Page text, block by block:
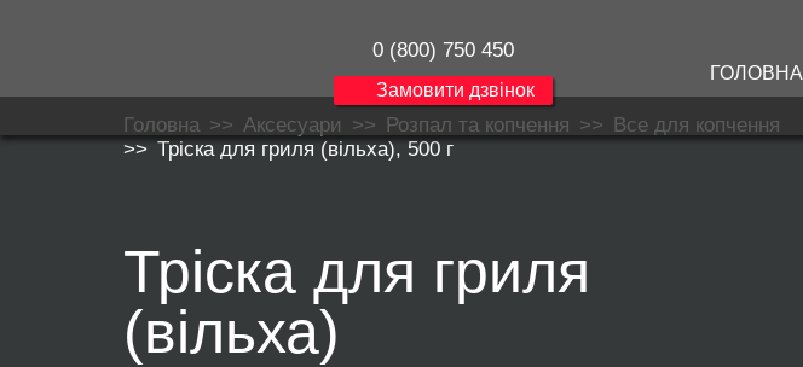
0 (800) 750 450
Замовити дзвінок
ГОЛОВНА
Головна >> Аксесуари >> Розпал та копчення >> Все для копчення
>> Тріска для гриля (вільха), 500 г
Тріска для гриля
(вільха)